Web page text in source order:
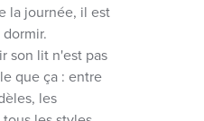
la journée, il est
son lit n'est pas
que ça : entre
les